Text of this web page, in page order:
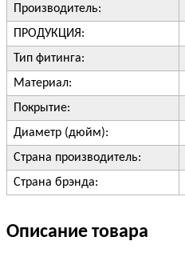
Производитель:
ПРОДУКЦИЯ:
Тип фитинга:
Материал:
Покрытие:
Диаметр (дюйм):
Страна производитель:
Страна брэнда:
Описание товара